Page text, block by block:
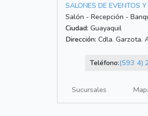
SALONES DE EVENTOS
Salón - Recepción -
Ciudad: Guayaquil
Dirección: Cdla. Garzota.
Teléfono:(593 4)
Sucursales